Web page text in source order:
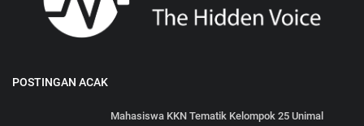
POSTINGAN ACAK
Mahasiswa KKN Tematik Kelompok 25 Unimal